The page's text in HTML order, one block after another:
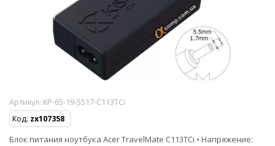
Артикул: KP-65-19-5517-C113TCi
Код: zx107358
Блок питания ноутбука Acer TravelMate C113TCi • Напряжение: